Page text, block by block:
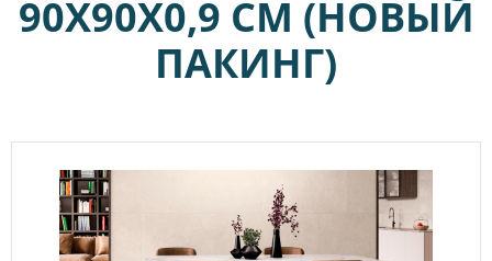
90X90Х0,9 СМ (НОВЫЙ
ПАКИНГ)